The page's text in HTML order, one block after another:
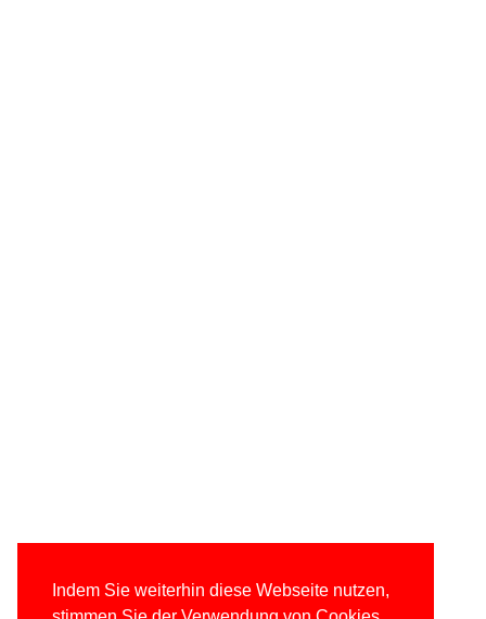
Indem Sie weiterhin diese Webseite nutzen,